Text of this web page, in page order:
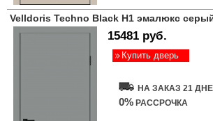
Velldoris Techno Black H1 эмалюкс
15481 руб.
Купить дверь
НА ЗАКАЗ 21
0% РАССРОЧКА